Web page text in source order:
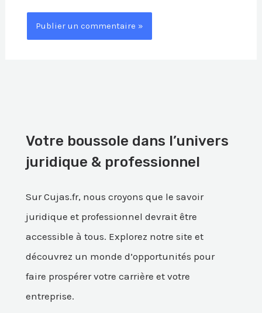
Votre boussole dans l’univers
juridique & professionnel
Sur Cujas.fr, nous croyons que le savoir
juridique et professionnel devrait être
accessible à tous. Explorez notre site et
découvrez un monde d’opportunités pour
faire prospérer votre carrière et votre
entreprise.